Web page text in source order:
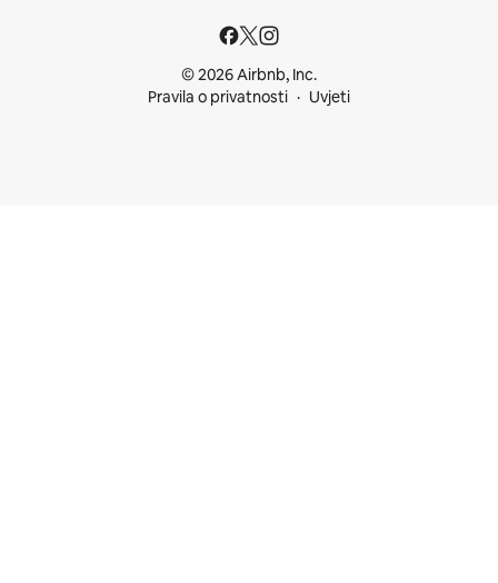
© 2026 Airbnb, Inc.
Pravila o privatnosti
Uvjeti